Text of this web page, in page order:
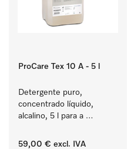
ProCare Tex 10 A - 5 l
Detergente puro,
concentrado líquido,
alcalino, 5 l para a
brancos e de roupa de
59,00 € excl. IVA